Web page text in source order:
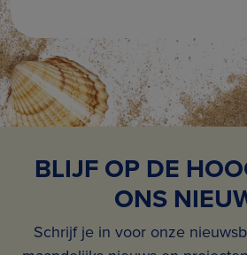
BLIJF OP DE
ONS
Schrijf je in voor onze